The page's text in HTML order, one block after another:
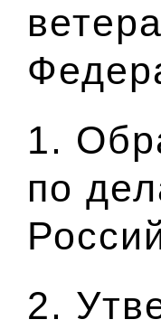
1.
по
2.